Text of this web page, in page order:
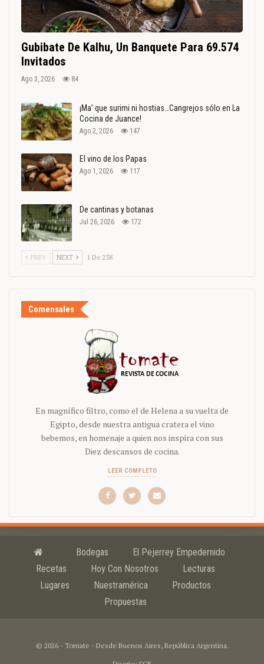
Gubibate De Kalhu, Un Banquete Para 69.574
Invitados
Ago 3, 2026 84
¡Ma’ que surimi ni hostias…Cangrejos sólo en La
Cocina de Juance!
Ago 2, 2026 147
El vino de los Papas
Ago 1, 2026 117
De cantinas y botanas
Jul 26, 2026 172
PREV NEXT 1 De 238
Comensales
En magnífico filtro, como el de Helena a su vuelta de
Egipto, desde nuestra antigua cratera el vino
bebemos, en homenaje a quien nos inspira con sus
Diez descansos de cocina.
LEER COMPLETO
Bodegas
El Pejerrey Empedernido
Recetas
Hoy Con Nosotros
Lecturas
Lugares
Nuestramérica
Productos
Propuestas
© 2026 - Tomate - Desde Buenos Aires, República Argentina.